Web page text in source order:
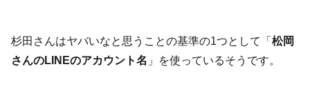
杉田さんはヤバいなと思うことの基準の1つとして「 松岡
さんのLINEのアカウント名 」を使っているそうです。